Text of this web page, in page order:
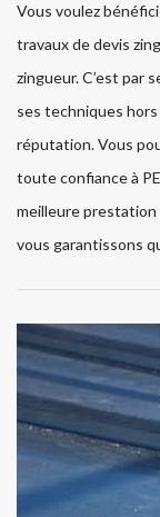
Vous voulez
travaux de devis
zingueur. C’est par
ses techniques
réputation. Vous
toute confiance à
meilleure
vous garantissons